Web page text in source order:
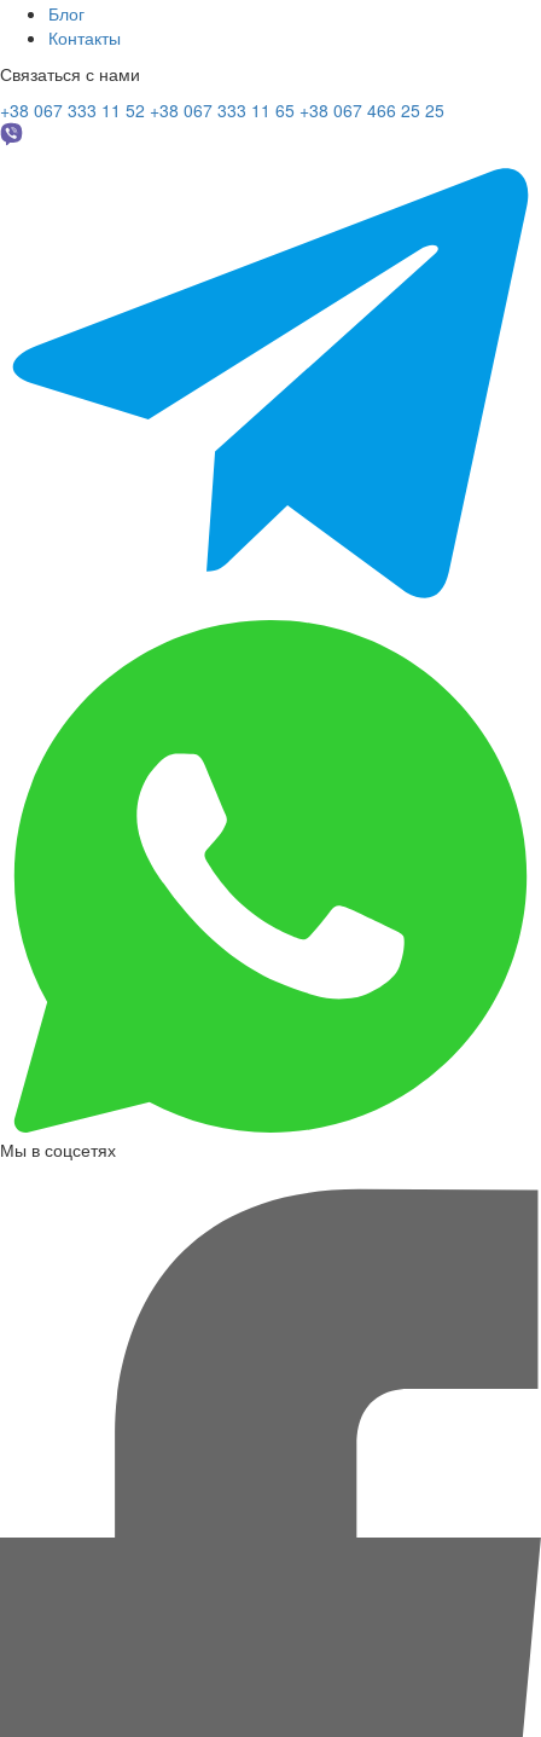
Блог
Контакты
Связаться с нами
+38 067 333 11 52 +38 067 333 11 65 +38 067 466 25 25
Мы в соцсетях